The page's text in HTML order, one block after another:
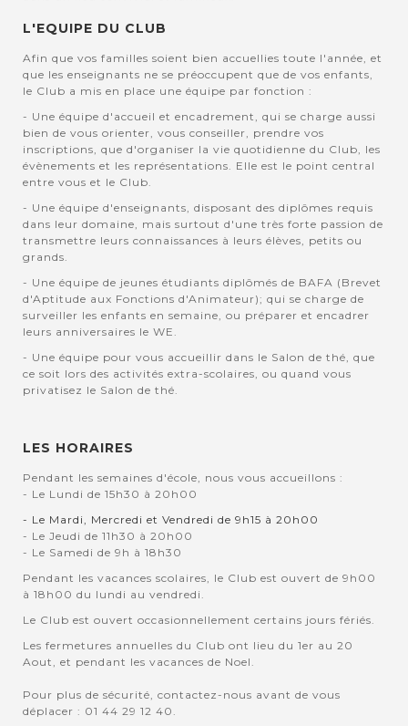
L'EQUIPE DU CLUB
Afin que vos familles soient bien accuellies toute l'année, et
que les enseignants ne se préoccupent que de vos enfants,
le Club a mis en place une équipe par fonction :
- Une équipe d'accueil et encadrement, qui se charge aussi
bien de vous orienter, vous conseiller, prendre vos
inscriptions, que d'organiser la vie quotidienne du Club, les
évènements et les représentations. Elle est le point central
entre vous et le Club.
- Une équipe d'enseignants, disposant des diplômes requis
dans leur domaine, mais surtout d'une très forte passion de
transmettre leurs connaissances à leurs élèves, petits ou
grands.
- Une équipe de jeunes étudiants diplômés de BAFA (Brevet
d'Aptitude aux Fonctions d'Animateur); qui se charge de
surveiller les enfants en semaine, ou préparer et encadrer
leurs anniversaires le WE.
- Une équipe pour vous accueillir dans le Salon de thé, que
ce soit lors des activités extra-scolaires, ou quand vous
privatisez le Salon de thé.
LES HORAIRES
Pendant les semaines d'école, nous vous accueillons :
- Le Lundi de 15h30 à 20h00
- Le Mardi, Mercredi et Vendredi de 9h15 à 20h00
- Le Jeudi de 11h30 à 20h00
- Le Samedi de 9h à 18h30
Pendant les vacances scolaires, le Club est ouvert de 9h00
à 18h00 du lundi au vendredi.
Le Club est ouvert occasionnellement certains jours fériés.
Les fermetures annuelles du Club ont lieu du 1er au 20
Aout, et pendant les vacances de Noel.
Pour plus de sécurité, contactez-nous avant de vous
déplacer : 01 44 29 12 40.